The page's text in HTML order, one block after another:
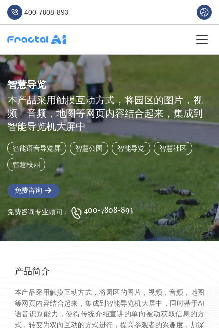
400-7808-893
智慧导览
本产品采用触摸互动方式，将园区的图片，视
频，音频，地图等网页内容结合起来，集成到
智能导览机大屏中
智能语音导览屏 智慧公园 智能导览 智慧社区
智慧校园
免费咨询
免费咨询专业顾问： 400-7808-893
产品简介
本产品采用触摸互动方式，将园区的图片，视频，音频，地图
等网页内容结合起来，集成到智能导览机大屏中，同时基于AI
语音识别能力，使得传统介绍宣讲的单向被动获取信息的方
式，转变为双向互动的方式进行，提高参观者的兴趣度，加深